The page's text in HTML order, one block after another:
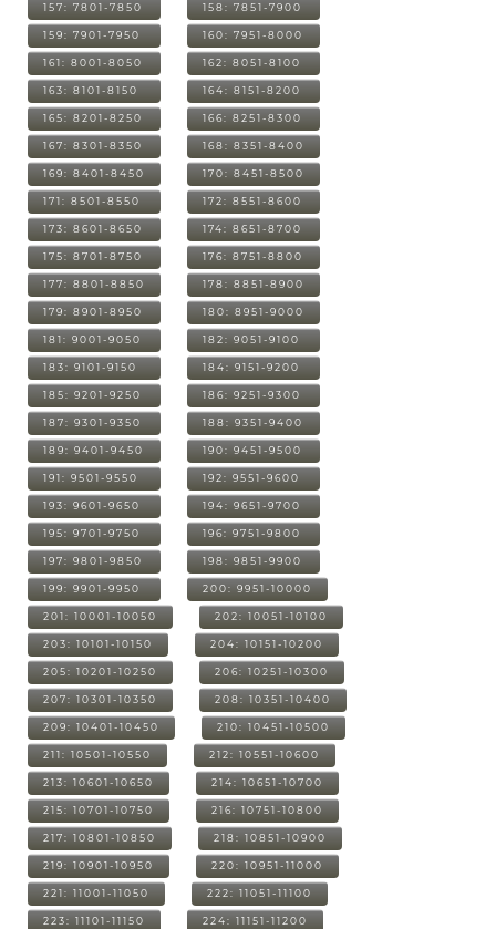
157: 7801-7850 158: 7851-7900
159: 7901-7950 160: 7951-8000
161: 8001-8050 162: 8051-8100
163: 8101-8150 164: 8151-8200
165: 8201-8250 166: 8251-8300
167: 8301-8350 168: 8351-8400
169: 8401-8450 170: 8451-8500
171: 8501-8550 172: 8551-8600
173: 8601-8650 174: 8651-8700
175: 8701-8750 176: 8751-8800
177: 8801-8850 178: 8851-8900
179: 8901-8950 180: 8951-9000
181: 9001-9050 182: 9051-9100
183: 9101-9150 184: 9151-9200
185: 9201-9250 186: 9251-9300
187: 9301-9350 188: 9351-9400
189: 9401-9450 190: 9451-9500
191: 9501-9550 192: 9551-9600
193: 9601-9650 194: 9651-9700
195: 9701-9750 196: 9751-9800
197: 9801-9850 198: 9851-9900
199: 9901-9950 200: 9951-10000
201: 10001-10050 202: 10051-10100
203: 10101-10150 204: 10151-10200
205: 10201-10250 206: 10251-10300
207: 10301-10350 208: 10351-10400
209: 10401-10450 210: 10451-10500
211: 10501-10550 212: 10551-10600
213: 10601-10650 214: 10651-10700
215: 10701-10750 216: 10751-10800
217: 10801-10850 218: 10851-10900
219: 10901-10950 220: 10951-11000
221: 11001-11050 222: 11051-11100
223: 11101-11150 224: 11151-11200